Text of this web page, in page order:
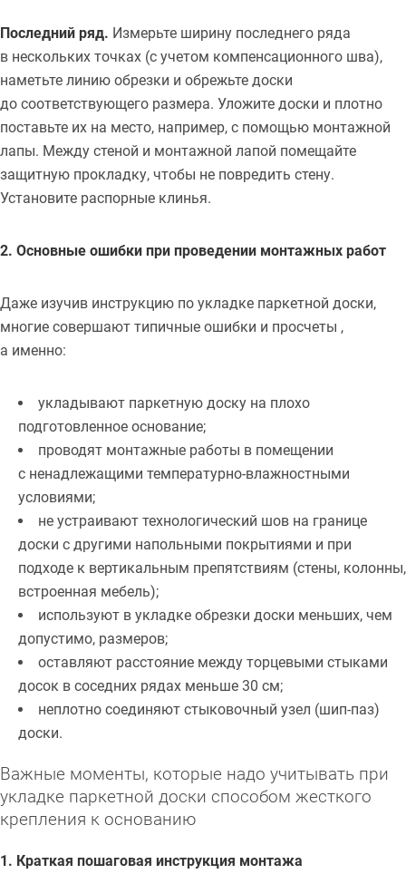
Последний ряд. Измерьте ширину последнего ряда
в нескольких точках (с учетом компенсационного шва),
наметьте линию обрезки и обрежьте доски
до соответствующего размера. Уложите доски и плотно
поставьте их на место, например, с помощью монтажной
лапы. Между стеной и монтажной лапой помещайте
защитную прокладку, чтобы не повредить стену.
Установите распорные клинья.
2. Основные ошибки при проведении монтажных работ
Даже изучив инструкцию по укладке паркетной доски,
многие совершают типичные ошибки и просчеты ,
а именно:
укладывают паркетную доску на плохо
подготовленное основание;
проводят монтажные работы в помещении
с ненадлежащими температурно-влажностными
условиями;
не устраивают технологический шов на границе
доски с другими напольными покрытиями и при
подходе к вертикальным препятствиям (стены, колонны,
встроенная мебель);
используют в укладке обрезки доски меньших, чем
допустимо, размеров;
оставляют расстояние между торцевыми стыками
досок в соседних рядах меньше 30 см;
неплотно соединяют стыковочный узел (шип-паз)
доски.
Важные моменты, которые надо учитывать при
укладке паркетной доски способом жесткого
крепления к основанию
1. Краткая пошаговая инструкция монтажа